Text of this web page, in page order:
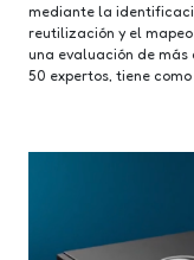
mediante la
reutilización y el
una evaluación de más
50 expertos, tiene